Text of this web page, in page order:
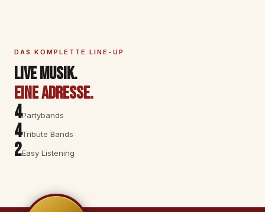
DAS KOMPLETTE LINE-UP
Live Musik.
Eine Adresse.
4Partybands
4Tribute Bands
2Easy Listening